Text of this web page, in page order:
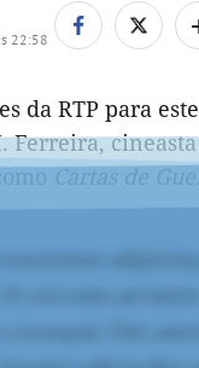
22:58
da RTP para
Ferreira,
Cartas de